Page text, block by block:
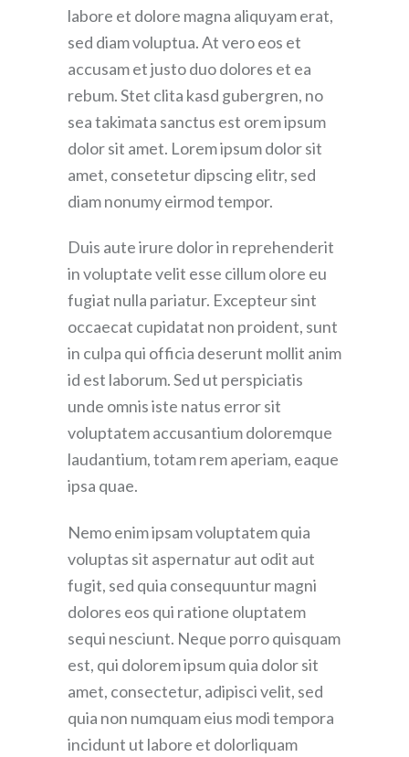
labore et dolore magna aliquyam erat,
sed diam voluptua. At vero eos et
accusam et justo duo dolores et ea
rebum. Stet clita kasd gubergren, no
sea takimata sanctus est orem ipsum
dolor sit amet. Lorem ipsum dolor sit
amet, consetetur dipscing elitr, sed
diam nonumy eirmod tempor.
Duis aute irure dolor in reprehenderit
in voluptate velit esse cillum olore eu
fugiat nulla pariatur. Excepteur sint
occaecat cupidatat non proident, sunt
in culpa qui officia deserunt mollit anim
id est laborum. Sed ut perspiciatis
unde omnis iste natus error sit
voluptatem accusantium doloremque
laudantium, totam rem aperiam, eaque
ipsa quae.
Nemo enim ipsam voluptatem quia
voluptas sit aspernatur aut odit aut
fugit, sed quia consequuntur magni
dolores eos qui ratione oluptatem
sequi nesciunt. Neque porro quisquam
est, qui dolorem ipsum quia dolor sit
amet, consectetur, adipisci velit, sed
quia non numquam eius modi tempora
incidunt ut labore et dolorliquam